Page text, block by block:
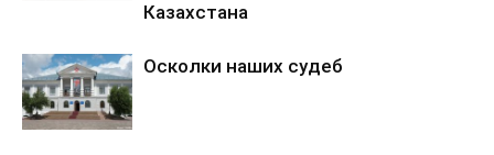
Казахстана
Осколки наших судеб